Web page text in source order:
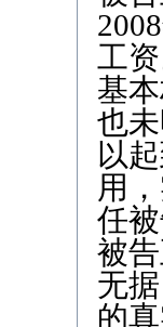
工
基
也
以
用
任
被
无
的